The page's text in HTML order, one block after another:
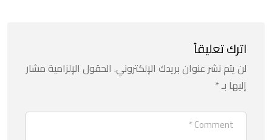
اترك تعليقاً
لن يتم نشر عنوان بريدك الإلكتروني. الحقول الإلزامية مشار
إليها بـ*